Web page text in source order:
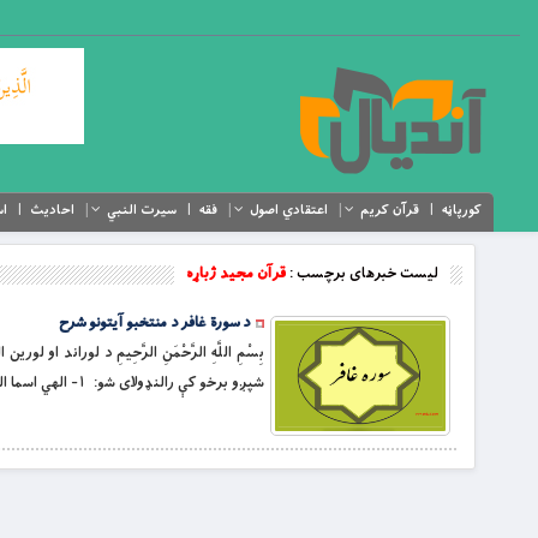
کورپاڼه قرآن کریم اعتقادي اصول فقه سیرت النبي احادیث
لیست خبرهای برچسب :قرآن مجید ژباړه
د سورة غافر د منتخبو آیتونو شرح
بِسْمِ اللَّهِ الرَّحْمَنِ الرَّحِيمِ د لوراند او
شپږو برخو کې رالنډولاى شو: ١- الهي اسما الحسنى ته پاملرنه، په تېره په زړونو کې ډار او هيله راټوکوي . ٢- په دنیوي او اخروي عذابونو د […]